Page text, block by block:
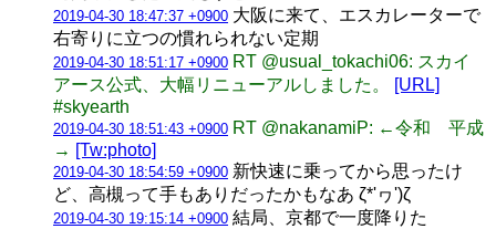
2019-04-30 18:47:37 +0900 大阪に来て、エスカレーターで
右寄りに立つの慣れられない定期
2019-04-30 18:51:17 +0900 RT @usual_tokachi06: スカイ
アース公式、大幅リニューアルしました。
[URL]
#skyearth
2019-04-30 18:51:43 +0900 RT @nakanamiP: ←令和 平成
→ [Tw:photo]
2019-04-30 18:54:59 +0900 新快速に乗ってから思ったけ
ど、高槻って手もありだったかもなあ ζ*'ヮ')ζ
2019-04-30 19:15:14 +0900 結局、京都で一度降りた